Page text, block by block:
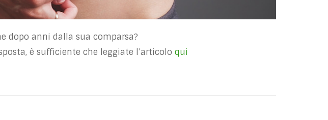
dopo anni dalla sua comparsa?
è sufficiente che leggiate l’articolo qui